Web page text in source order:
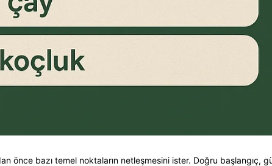
önce bazı temel noktaların netleşmesini ister. Doğru başlangıç,